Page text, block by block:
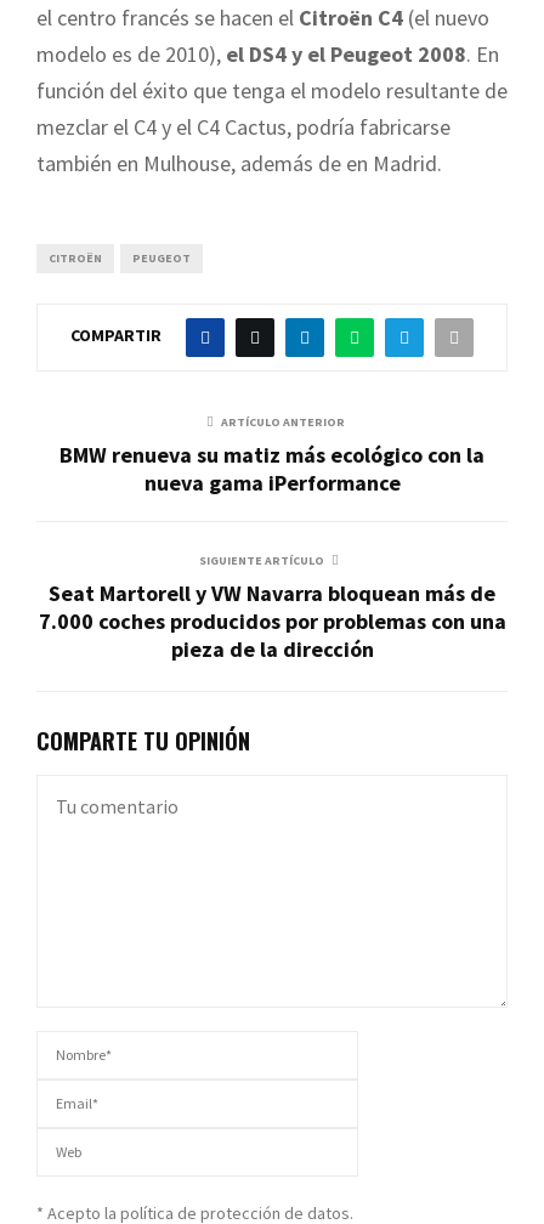
el centro francés se hacen el Citroën C4 (el nuevo
modelo es de 2010), el DS4 y el Peugeot 2008. En
función del éxito que tenga el modelo resultante de
mezclar el C4 y el C4 Cactus, podría fabricarse
también en Mulhouse, además de en Madrid.
CITROËN PEUGEOT
COMPARTIR
ARTÍCULO ANTERIOR
BMW renueva su matiz más ecológico con la
nueva gama iPerformance
SIGUIENTE ARTÍCULO
Seat Martorell y VW Navarra bloquean más de
7.000 coches producidos por problemas con una
pieza de la dirección
COMPARTE TU OPINIÓN
* Acepto la política de protección de datos.